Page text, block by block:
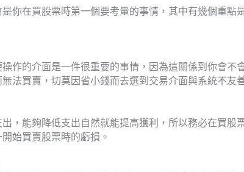
你在買股票時第一個要考量的事情，其中有幾個重點
作的介面是一件很重要的事情，因為這關係到你會不
法買賣，切莫因省小錢而去選到交易介面與系統不友
，能夠降低支出自然就能提高獲利，所以務必在買股
始買賣股票時的虧損。